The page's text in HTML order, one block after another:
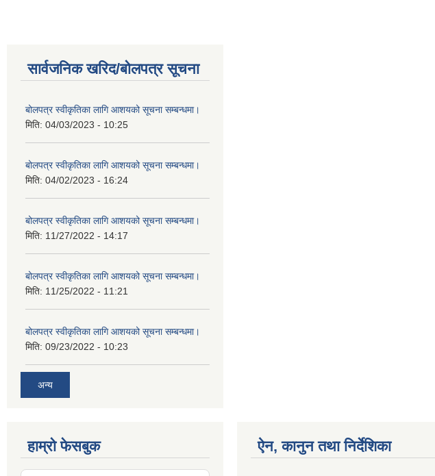
सार्वजनिक खरिद/बोलपत्र सूचना
बोलपत्र स्वीकृतिका लागि आशयको सूचना सम्बन्धमा।
मिति: 04/03/2023 - 10:25
बोलपत्र स्वीकृतिका लागि आशयको सूचना सम्बन्धमा।
मिति: 04/02/2023 - 16:24
बोलपत्र स्वीकृतिका लागि आशयको सूचना सम्बन्धमा।
मिति: 11/27/2022 - 14:17
बोलपत्र स्वीकृतिका लागि आशयको सूचना सम्बन्धमा।
मिति: 11/25/2022 - 11:21
बोलपत्र स्वीकृतिका लागि आशयको सूचना सम्बन्धमा।
मिति: 09/23/2022 - 10:23
अन्य
हाम्रो फेसबुक ऐन, कानुन तथा निर्देशिका